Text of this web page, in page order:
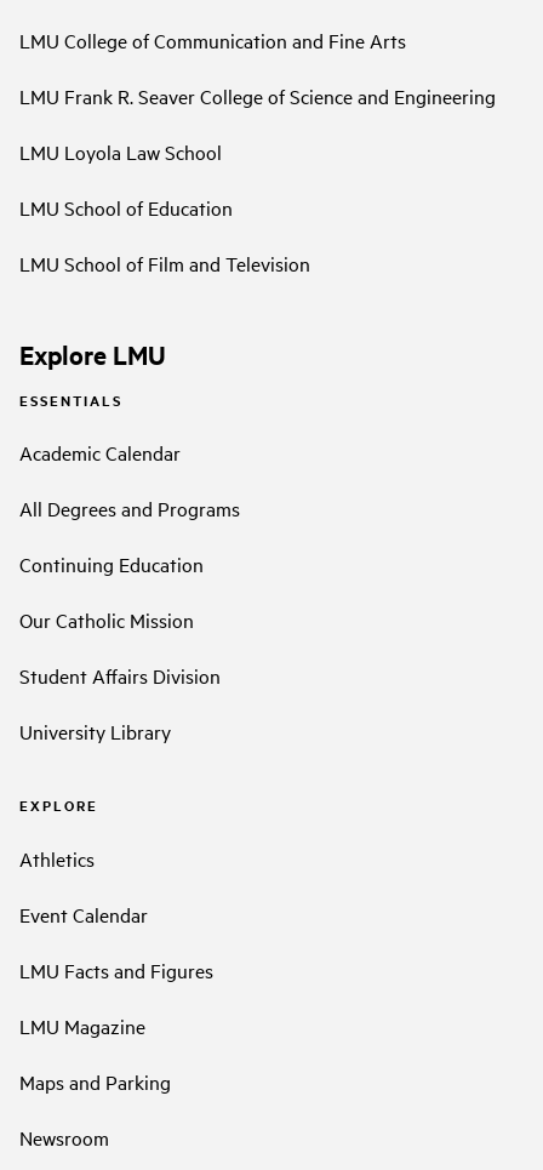
LMU College of Communication and Fine Arts
LMU Frank R. Seaver College of Science and Engineering
LMU Loyola Law School
LMU School of Education
LMU School of Film and Television
Explore LMU
ESSENTIALS
Academic Calendar
All Degrees and Programs
Continuing Education
Our Catholic Mission
Student Affairs Division
University Library
EXPLORE
Athletics
Event Calendar
LMU Facts and Figures
LMU Magazine
Maps and Parking
Newsroom